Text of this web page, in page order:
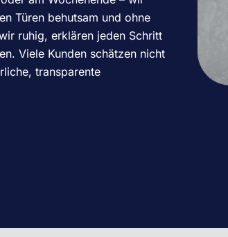
Türen behutsam und ohne
ruhig, erklären jeden Schritt
Viele Kunden schätzen nicht
transparente